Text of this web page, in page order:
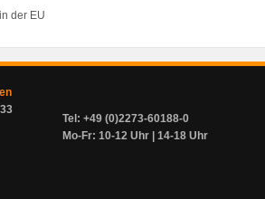
der EU
Tel: +49 (0)2273-60188-0
Mo-Fr: 10-12 Uhr | 14-18 Uhr